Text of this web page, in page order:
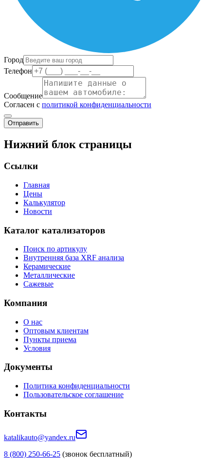
Город
Телефон
Сообщение
Согласен с политикой конфиденциальности
Отправить
Нижний блок страницы
Ссылки
Главная
Цены
Калькулятор
Новости
Каталог катализаторов
Поиск по артикулу
Внутренняя база XRF анализа
Керамические
Металлические
Сажевые
Компания
О нас
Оптовым клиентам
Пункты приема
Условия
Документы
Политика конфиденциальности
Пользовательское соглашение
Контакты
katalikauto@yandex.ru
8 (800) 250-66-25 (звонок бесплатный)